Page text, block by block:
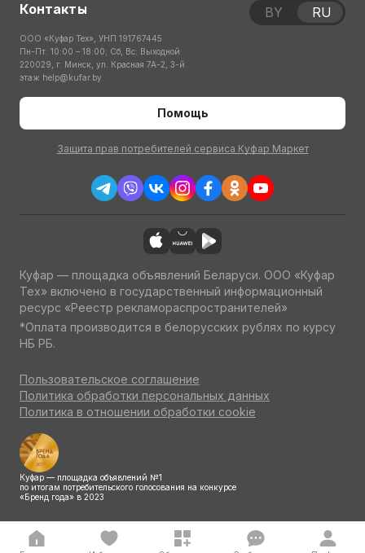
Контакты
ООО «Куфар Тех», УНП 191767445
Пн-Пт: 10:00 – 18:00; Сб, Вс: Выходной
220029, г. Минск, ул. Красная 7А-2, 3-й
этаж help@kufar.by
Помощь
Защита прав потребителей сервиса Куфар Маркет
BY RU
Куфар — площадка объявлений Беларуси. ООО «Куфар
Тех» включено в государственный информационный
ресурс «Реестр рекламораспространителей»
*Оплата производится в белорусских рублях по курсу
НБ РБ.
Пользовательское соглашение
Политика обработки персональных данных
Политика в отношении обработки cookie
Куфар — площадка объявлений №1
по итогам потребительского голосования на конкурсе
«Бренд года» в 2023